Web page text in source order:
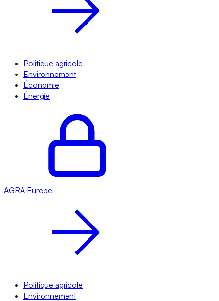
Politique agricole
Environnement
Économie
Énergie
AGRA Europe
Politique agricole
Environnement